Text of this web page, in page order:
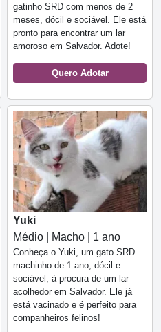
gatinho SRD com menos de 2
meses, dócil e sociável. Ele está
pronto para encontrar um lar
amoroso em Salvador. Adote!
Quero Adotar
Yuki
Médio | Macho | 1 ano
Conheça o Yuki, um gato SRD
machinho de 1 ano, dócil e
sociável, à procura de um lar
acolhedor em Salvador. Ele já
está vacinado e é perfeito para
companheiros felinos!